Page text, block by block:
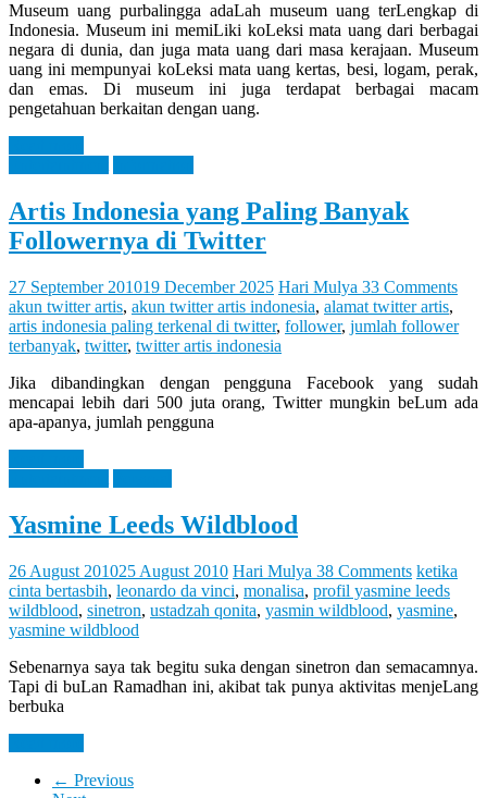
Museum uang purbalingga adaLah museum uang terLengkap di
Indonesia. Museum ini memiLiki koLeksi mata uang dari berbagai
negara di dunia, dan juga mata uang dari masa kerajaan. Museum
uang ini mempunyai koLeksi mata uang kertas, besi, logam, perak,
dan emas. Di museum ini juga terdapat berbagai macam
pengetahuan berkaitan dengan uang.
Artis Indonesia yang Paling Banyak
Followernya di Twitter
27 September 201019 December 2025 Hari Mulya 33 Comments
akun twitter artis, akun twitter artis indonesia, alamat twitter artis,
artis indonesia paling terkenal di twitter, follower, jumlah follower
terbanyak, twitter, twitter artis indonesia
Jika dibandingkan dengan pengguna Facebook yang sudah
mencapai lebih dari 500 juta orang, Twitter mungkin beLum ada
apa-apanya, jumlah pengguna
Yasmine Leeds Wildblood
26 August 201025 August 2010 Hari Mulya 38 Comments ketika
cinta bertasbih, leonardo da vinci, monalisa, profil yasmine leeds
wildblood, sinetron, ustadzah qonita, yasmin wildblood, yasmine,
yasmine wildblood
Sebenarnya saya tak begitu suka dengan sinetron dan semacamnya.
Tapi di buLan Ramadhan ini, akibat tak punya aktivitas menjeLang
berbuka
← Previous